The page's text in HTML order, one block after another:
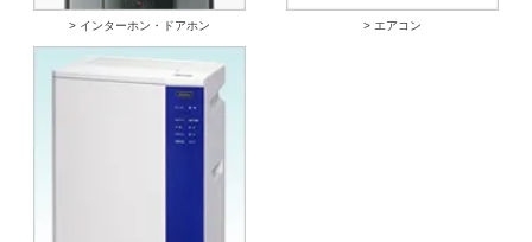
> インターホン・ドアホン > エアコン